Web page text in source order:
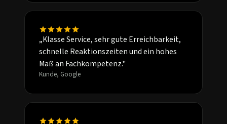
„Klasse Service, sehr gute Erreichbarkeit,
schnelle Reaktionszeiten und ein hohes
Maß an Fachkompetenz."
Kunde, Google